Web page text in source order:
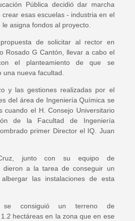
Pública decidió dar marcha
esas escuelas - industria en el
asigna fondos al proyecto.
de solicitar al rector en
Rosado G Cantón, llevar a cabo el
el planteamiento de que se
una nueva facultad.
y las gestiones realizadas por el
del área de Ingeniería Química se
cuando el H. Consejo Universitario
de la Facultad de Ingeniería
primer Director el IQ. Juan
junto con su equipo de
dieron a la tarea de conseguir un
las instalaciones de esta
consiguió un terreno de
hectáreas en la zona que en ese